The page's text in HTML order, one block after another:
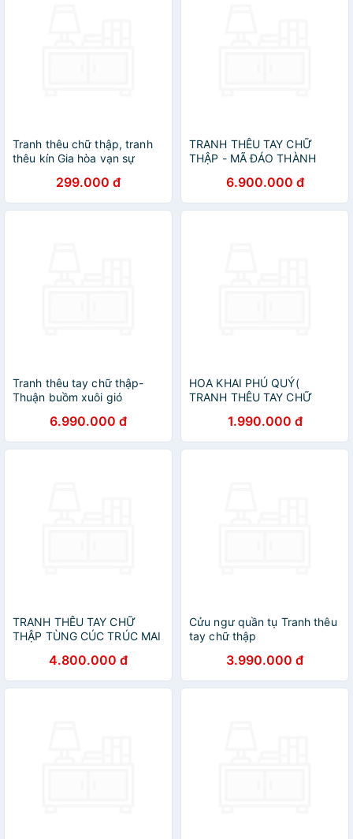
Tranh thêu chữ thập, tranh
thêu kín Gia hòa vạn sự
299.000 đ
TRANH THÊU TAY CHỮ
THẬP - MÃ ĐÁO THÀNH
6.900.000 đ
Tranh thêu tay chữ thập-
Thuận buồm xuôi gió
6.990.000 đ
HOA KHAI PHÚ QUÝ(
TRANH THÊU TAY CHỮ
1.990.000 đ
TRANH THÊU TAY CHỮ
THẬP TÙNG CÚC TRÚC MAI
4.800.000 đ
Cửu ngư quần tụ Tranh thêu
tay chữ thập
3.990.000 đ